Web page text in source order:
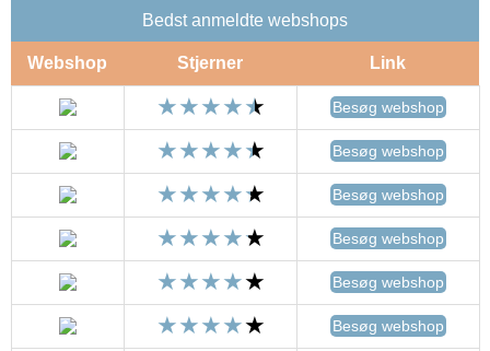
Bedst anmeldte webshops
Webshop Stjerner Link
Besøg webshop
Besøg webshop
Besøg webshop
Besøg webshop
Besøg webshop
Besøg webshop